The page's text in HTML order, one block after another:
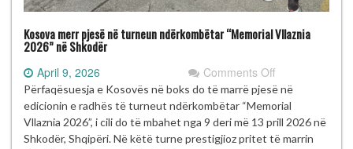
Kosova merr pjesë në turneun ndërkombëtar “Memorial Vllaznia
2026” në Shkodër
April 9, 2026 Comments Offon
Kosova
merr
pjesë
në
Përfaqësuesja e Kosovës në boks do të marrë pjesë në
edicionin e radhës të turneut ndërkombëtar “Memorial
Vllaznia 2026”, i cili do të mbahet nga 9 deri më 13 prill 2026 në
Shkodër, Shqipëri. Në këtë turne prestigjioz pritet të marrin